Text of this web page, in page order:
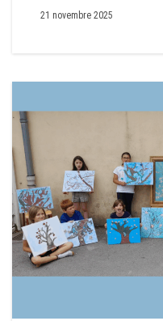
21 novembre 2025